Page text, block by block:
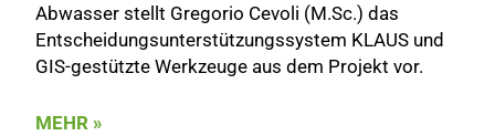
Abwasser stellt Gregorio Cevoli (M.Sc.) das
Entscheidungsunterstützungssystem KLAUS und
GIS-gestützte Werkzeuge aus dem Projekt vor.
MEHR »